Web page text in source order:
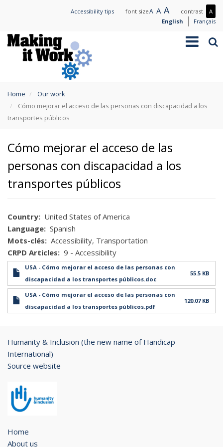
content
Accessibility tips font sizeA Small
text
ANormal
text
ALarge
text
contrast A
Less
English Français
Toggle
are
here
Home
Our work
Cómo mejorar el acceso de las personas con discapacidad a los
transportes públicos
Cómo mejorar el acceso de las
personas con discapacidad a los
transportes públicos
Country
United States of America
Language Spanish
Mots-clés
Accessibility Transportation
CRPD Articles
9 - Accessibility
USA - Cómo mejorar el acceso de las personas con
discapacidad a los transportes públicos.doc
55.5 KB
USA - Cómo mejorar el acceso de las personas con
discapacidad a los transportes públicos.pdf
120.07 KB
Humanity & Inclusion (the new name of Handicap
International)
Source website
Home
About us